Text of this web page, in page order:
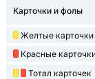
Карточки и фолы
Желтые карточки
Красные
Тотал карточек